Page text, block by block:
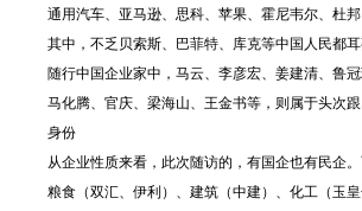
通用汽车、亚马逊、思科、苹果、霍尼韦尔、杜
其中，不乏贝索斯、巴菲特、库克等中国人民都耳
随行中国企业家中，马云、李彦宏、姜建清、鲁
马化腾、官庆、梁海山、王金书等，则属于头次跟
身份
从企业性质来看，此次随访的，有国企也有民企
粮食（双汇、伊利）、建筑（中建）、化工（玉